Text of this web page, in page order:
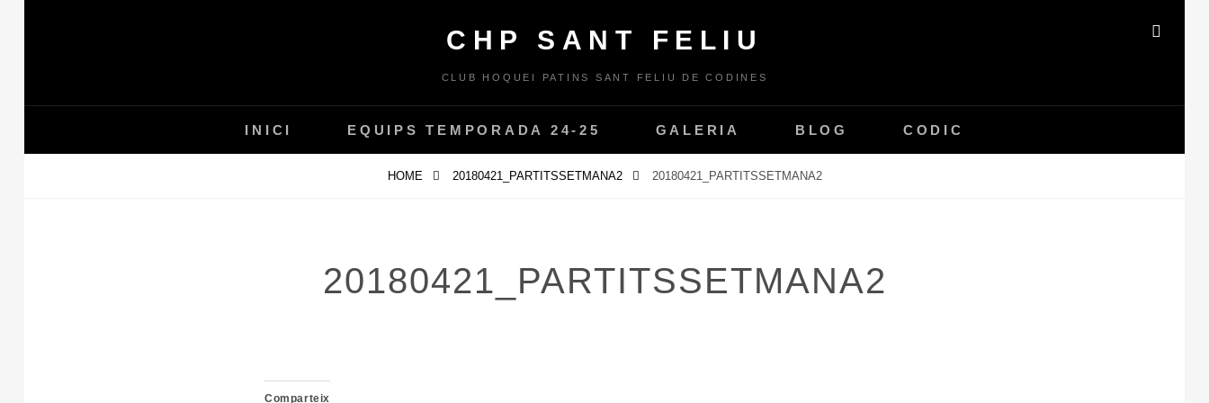
CHP SANT FELIU
CLUB HOQUEI PATINS SANT FELIU DE CODINES
INICI EQUIPS TEMPORADA 24-25 GALERIA BLOG CODIC
HOME 20180421_PARTITSSETMANA2 20180421_PARTITSSETMANA2
20180421_PARTITSSETMANA2
Comparteix